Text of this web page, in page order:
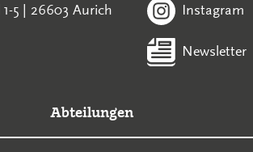
5 | 26603 Aurich Instagram
Newsletter
Abteilungen